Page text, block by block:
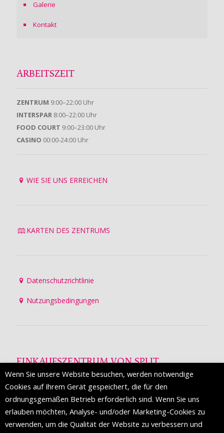
Galerie
Kontakt
ARBEITSZEIT
ZENTRUM 9:00–22:00 Uhr
INTERSPAR 8:00–22:00 Uhr
FOOD COURT 9:00–23:00 Uhr
CASINO 00:00-24:00 Uhr
WIE SIE UNS ERREICHEN
KARTEN DES ZENTRUMS
Datenschutzrichtlinie
Nutzungsbedingungen
EINKAUFSZENTRUM VON SPLIT
Die Mall of Split
ist ein prestigeträchtiges Einkaufsziel mit
etwa 200 Einzelhandelsmarken und einer Reihe von
Weltmodemarken, die zum ersten Mal in Split erscheinen.
Wenn Sie unsere Website besuchen, werden notwendige
Cookies auf Ihrem Gerät gespeichert, die für den
ordnungsgemäßen Betrieb erforderlich sind. Wenn Sie uns
erlauben möchten, Analyse- und/oder Marketing-Cookies zu
verwenden, um die Qualität der Website zu verbessern und